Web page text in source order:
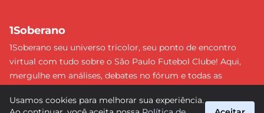
1Soberano
1Soberano seu universo tricolor, seu ponto de encontro
virtual com tudo sobre o São Paulo Futebol Clube! Aqui,
mergulhe em análises, debates no fórum e todas as
detalhe e faça parte dessa comunidade apaixonada pelo
Usamos cookies para melhorar sua experiência.